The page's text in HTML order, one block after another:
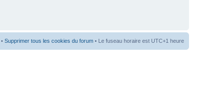
• Supprimer tous les cookies du forum • Le fuseau horaire est UTC+1 heure